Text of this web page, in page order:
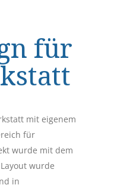
für
mit eigenem
für
wurde mit dem
wurde
in